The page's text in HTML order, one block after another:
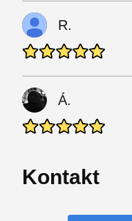
R.
Á.
Kontakt